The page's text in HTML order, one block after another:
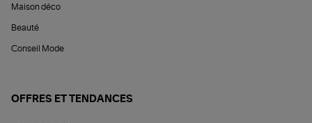
Maison déco
Beauté
Conseil Mode
OFFRES ET TENDANCES